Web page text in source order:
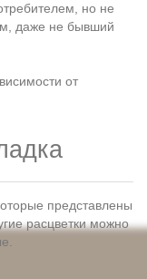
но не
даже не бывший
от
представлены
расцветки можно